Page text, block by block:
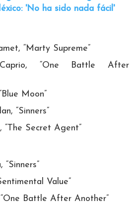
'No ha sido nada fácil'
“Marty Supreme”
“One Battle After
Moon”
“Sinners”
“The Secret Agent”
Value”
Battle After Another”